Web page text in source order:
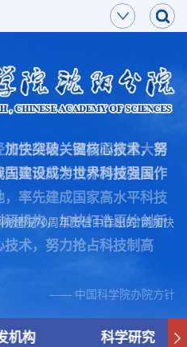
主战场，面向国家重大需
实现科学技术跨越发展，
率先建成国家高水平科技
机构，加快打造原始创新
术，努力抢占科技制高
—— 中国科学院办院方针
快突破关键核心技术，努
建设成为世界科技强国作
建院70周年贺信中作出的“两加快
机构 科学研究